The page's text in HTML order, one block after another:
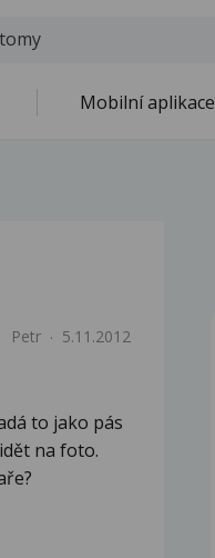
Mobilní aplikace
Petr 5.11.2012
to jako pás
na foto.